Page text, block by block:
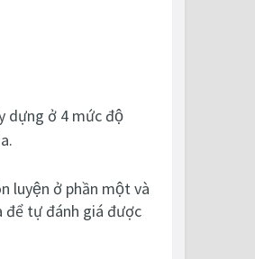
dựng ở 4 mức độ
luyện ở phần một và
để tự đánh giá được